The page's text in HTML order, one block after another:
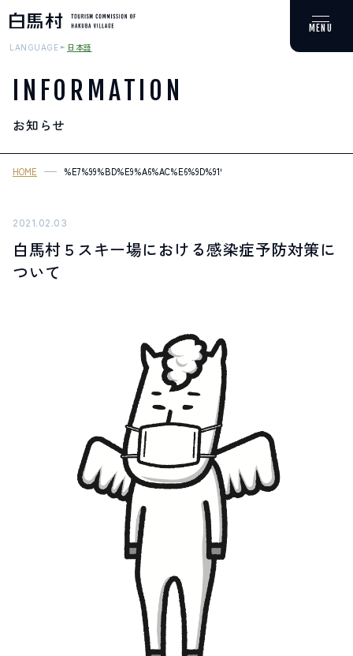
MOUNTAIN & TREKKING
登山・トレッキング
スキー場
HOT SPRING
温泉
RECOMMENDATION
おすすめ情報
ABOUT HAKUBA
白馬村について
EVENTS
イベント情報
INFORMATION MEISTER TOUR
マイスターツアー
ACTIVITIES
アクティビティー
NORWAY VILLAGE
ノルウェービレッジ
SHIONOMICHI
白馬村内の交通情報
LANGUAGE 日本語
INFORMATION
お知らせ
HOME
2021.02.03
白馬村５スキー場における感染症予防対策に
ついて